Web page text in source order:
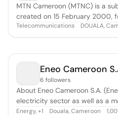
MTN Cameroon (MTNC) is a
created on 15 February 2000,
MTN International of the first
CAMTEL Mobile. In 19 years of
Telecommunications DOUALA,
Eneo Cameroon
6 followers
About Eneo Cameroon S.A.
electricity sector as well as a
Cameroon, Eneo has as
Energy,+1 Douala, Cameroon